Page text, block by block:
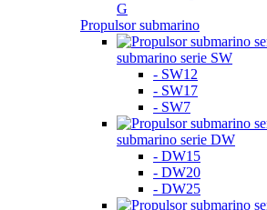
G
Propulsor submarino
submarino serie SW
- SW12
- SW17
- SW7
submarino serie DW
- DW15
- DW20
- DW25